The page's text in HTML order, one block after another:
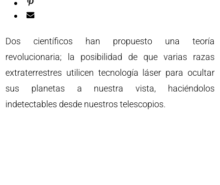
Dos científicos han propuesto una teoría
revolucionaria; la posibilidad de que varias razas
extraterrestres utilicen tecnología láser para ocultar
sus planetas a nuestra vista, haciéndolos
indetectables desde nuestros telescopios.